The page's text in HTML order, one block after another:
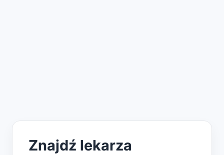
Znajdź lekarza